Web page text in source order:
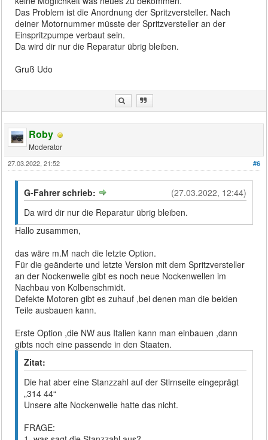
Das Problem ist die Anordnung der Spritzversteller. Nach
deiner Motornummer müsste der Spritzversteller an der
Einspritzpumpe verbaut sein.
Da wird dir nur die Reparatur übrig bleiben.
Gruß Udo
Roby
Moderator
#6
27.03.2022, 21:52
(27.03.2022, 12:44)
G-Fahrer schrieb:
Da wird dir nur die Reparatur übrig bleiben.
Hallo zusammen,
das wäre m.M nach die letzte Option.
Für die geänderte und letzte Version mit dem Spritzversteller
an der Nockenwelle gibt es noch neue Nockenwellen im
Nachbau von Kolbenschmidt.
Defekte Motoren gibt es zuhauf ,bei denen man die beiden
Teile ausbauen kann.
Erste Option ,die NW aus Italien kann man einbauen ,dann
gibts noch eine passende in den Staaten.
Zitat:
Die hat aber eine Stanzzahl auf der Stirnseite eingeprägt
„314 44“
Unsere alte Nockenwelle hatte das nicht.
FRAGE: